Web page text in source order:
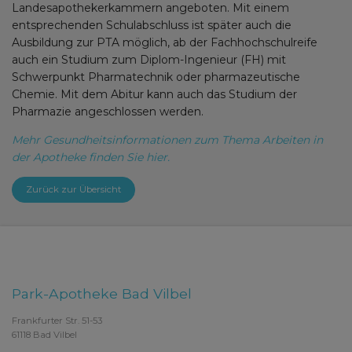
Zurück zur Übersicht
Landesapothekerkammern angeboten. Mit einem
entsprechenden Schulabschluss ist später auch die
Ausbildung zur PTA möglich, ab der Fachhochschulreife
auch ein Studium zum Diplom-Ingenieur (FH) mit
Schwerpunkt Pharmatechnik oder pharmazeutische
Chemie. Mit dem Abitur kann auch das Studium der
Pharmazie angeschlossen werden.
Mehr Gesundheitsinformationen zum Thema Arbeiten in
der Apotheke finden Sie hier.
Park-Apotheke Bad Vilbel
Frankfurter Str. 51-53
61118 Bad Vilbel